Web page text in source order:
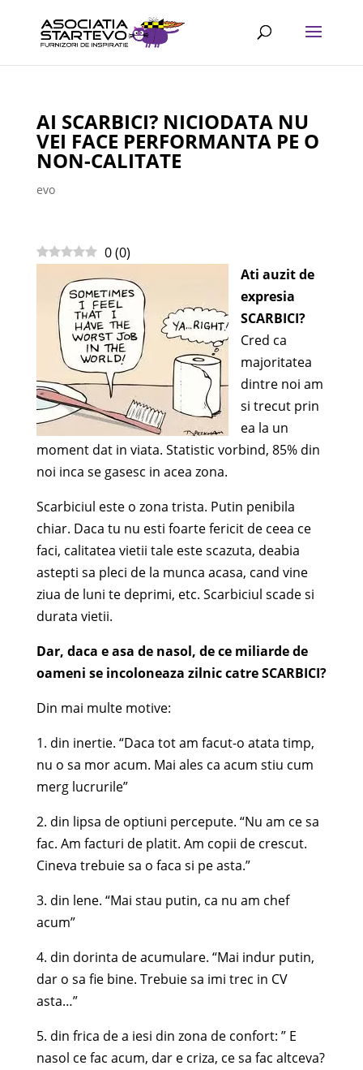
AI SCARBICI? NICIODATA NU
VEI FACE PERFORMANTA PE O
NON-CALITATE
evo
0 (0)
Ati auzit de
expresia
SCARBICI?
Cred ca
majoritatea
dintre noi am
si trecut prin
ea la un
moment dat in viata. Statistic vorbind, 85% din
noi inca se gasesc in acea zona.
Scarbiciul este o zona trista. Putin penibila
chiar. Daca tu nu esti foarte fericit de ceea ce
faci, calitatea vietii tale este scazuta, deabia
astepti sa pleci de la munca acasa, cand vine
ziua de luni te deprimi, etc. Scarbiciul scade si
durata vietii.
Dar, daca e asa de nasol, de ce miliarde de
oameni se incoloneaza zilnic catre SCARBICI?
Din mai multe motive:
1. din inertie. “Daca tot am facut-o atata timp,
nu o sa mor acum. Mai ales ca acum stiu cum
merg lucrurile”
2. din lipsa de optiuni percepute. “Nu am ce sa
fac. Am facturi de platit. Am copii de crescut.
Cineva trebuie sa o faca si pe asta.”
3. din lene. “Mai stau putin, ca nu am chef
acum”
4. din dorinta de acumulare. “Mai indur putin,
dar o sa fie bine. Trebuie sa imi trec in CV
asta…”
5. din frica de a iesi din zona de confort: ” E
nasol ce fac acum, dar e criza, ce sa fac altceva?